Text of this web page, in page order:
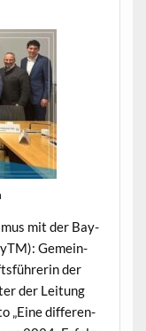
mit der Bay­
Gemein­
der
der Leitung
„Eine dif­feren­